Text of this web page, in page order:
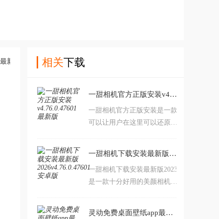
相关下载
一甜相机官方正版安装v4.76.0.47601 最新版
一甜相机官方正版安装是一款
可以让用户在这里可以还原真
照片看起来更加真实的话，这
款软件一定是你的最佳选择，
软件可以让你轻松操作，轻松
的心意，快来下载用用吧。一
一甜相机下载安装最新版2026v4.76.0.47601 安卓版
一甜相机下载安装最新版2023
是一款十分好用的美颜相机，
灵动免费桌面壁纸app最新版v1.0.8 安卓版